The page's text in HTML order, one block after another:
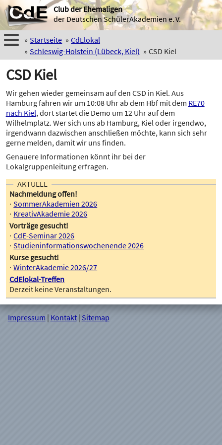
Club der Ehemaligen
der Deutschen SchülerAkademien e. V.
Startseite
CdElokal
Schleswig-Holstein (Lübeck, Kiel)
CSD Kiel
CSD Kiel
Wir gehen wieder gemeinsam auf den CSD in Kiel. Aus
Hamburg fahren wir um 10:08 Uhr ab dem Hbf mit dem RE70
nach Kiel, dort startet die Demo um 12 Uhr auf dem
Wilhelmplatz. Wer sich uns ab Hamburg, Kiel oder irgendwo,
irgendwann dazwischen anschließen möchte, kann sich sehr
gerne melden, damit wir uns finden.
Genauere Informationen könnt ihr bei der
Lokalgruppenleitung erfragen.
AKTUELL
Nachmeldung offen!
SommerAkademien 2026
KreativAkademie 2026
Vorträge gesucht!
CdE-Seminar 2026
Studieninformationswochenende 2026
Kurse gesucht!
WinterAkademie 2026/27
CdElokal-Treffen
Derzeit keine Veranstaltungen.
Impressum | Kontakt| Sitemap